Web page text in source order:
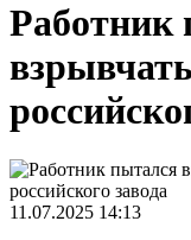
Работник
11.07.2025 14:13